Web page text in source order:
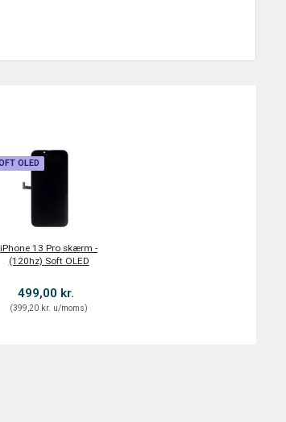
OLED
iPhone 13 Pro skærm -
(120hz) Soft OLED
499,00 kr.
(399,20 kr. u/moms)